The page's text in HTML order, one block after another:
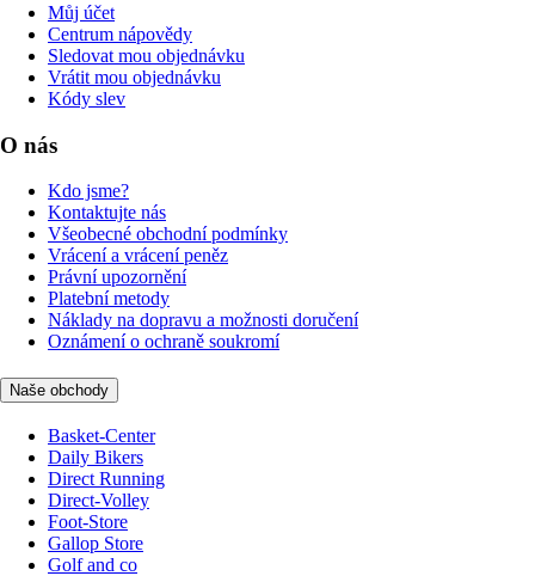
Můj účet
Centrum nápovědy
Sledovat mou objednávku
Vrátit mou objednávku
Kódy slev
O nás
Kdo jsme?
Kontaktujte nás
Všeobecné obchodní podmínky
Vrácení a vrácení peněz
Právní upozornění
Platební metody
Náklady na dopravu a možnosti doručení
Oznámení o ochraně soukromí
Naše obchody
Basket-Center
Daily Bikers
Direct Running
Direct-Volley
Foot-Store
Gallop Store
Golf and co